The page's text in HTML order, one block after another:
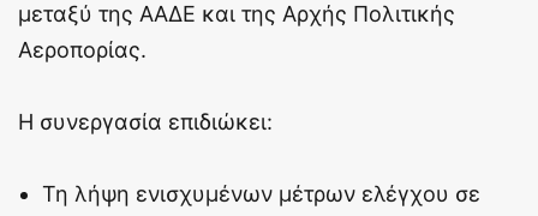
μεταξύ της ΑΑΔΕ και της Αρχής Πολιτικής
Αεροπορίας.
Η συνεργασία επιδιώκει:
Τη λήψη ενισχυμένων μέτρων ελέγχου σε